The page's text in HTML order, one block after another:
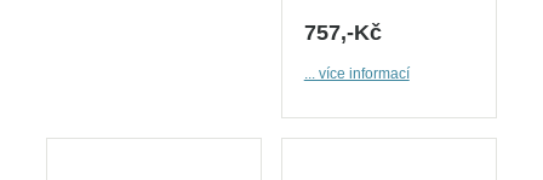
757,-Kč
... více informací